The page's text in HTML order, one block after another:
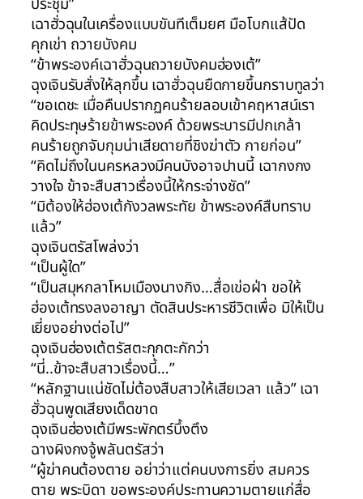
เฉาฮั่วฉุนในเครื่องแบบขันทีเต็มยศ มือโบกแส้ปัด
คุกเข่า ถวายบังคม
“ข้าพระองค์เฉาฮั่วฉุนถวายบังคมฮ่องเต้”
ฉุงเจินรับสั่งให้ลุกขึ้น เฉาฮั่วฉุนยืดกายขึ้นกราบทูลว่า
“ขอเดชะ เมื่อคืนปรากฏคนร้ายลอบเข้าคฤหาสน์เรา
คิดประทุษร้ายข้าพระองค์ ด้วยพระบารมีปกเกล้า
คนร้ายถูกจับกุมน่าเสียดายที่ชิงฆ่าตัว กายก่อน”
“คิดไม่ถึงในนครหลวงมีคนบังอาจปานนี้ เฉากงกง
วางใจ ข้าจะสืบสาวเรื่องนี้ให้กระจ่างชัด”
“มิต้องให้ฮ่องเต้กังวลพระทัย ข้าพระองค์สืบทราบ
แล้ว”
ฉุงเจินตรัสโพล่งว่า
“เป็นผู้ใด”
“เป็นสมุหกลาโหมเมืองนางกิง…สื่อเข่อฝ่า ขอให้
ฮ่องเต้ทรงลงอาญา ตัดสินประหารชีวิตเพื่อ มิให้เป็น
เยี่ยงอย่างต่อไป”
ฉุงเจินฮ่องเต้ตรัสตะกุกตะกักว่า
“นี่..ข้าจะสืบสาวเรื่องนี้…”
“หลักฐานแน่ชัดไม่ต้องสืบสาวให้เสียเวลา แล้ว” เฉา
ฮั่วฉุนพูดเสียงเด็ดขาด
ฉุงเจินฮ่องเต้มีพระพักตร์บึ้งตึง
ฉางผิงกงจู้พลันตรัสว่า
“ผู้ฆ่าคนต้องตาย อย่าว่าแต่คนบงการยิ่ง สมควร
ตาย พระบิดา ขอพระองค์ประทานความตายแก่สื่อ